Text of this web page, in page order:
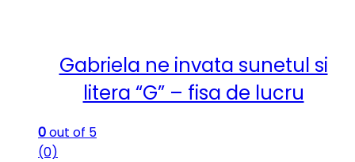
Gabriela ne invata sunetul si
litera “G” – fisa de lucru
0out of 5
(0)